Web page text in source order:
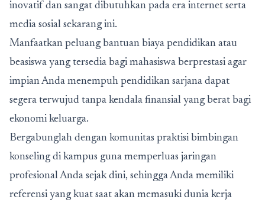
inovatif dan sangat dibutuhkan pada era internet serta
media sosial sekarang ini.
Manfaatkan peluang bantuan biaya pendidikan atau
beasiswa yang tersedia bagi mahasiswa berprestasi agar
impian Anda menempuh pendidikan sarjana dapat
segera terwujud tanpa kendala finansial yang berat bagi
ekonomi keluarga.
Bergabunglah dengan komunitas praktisi bimbingan
konseling di kampus guna memperluas jaringan
profesional Anda sejak dini, sehingga Anda memiliki
referensi yang kuat saat akan memasuki dunia kerja